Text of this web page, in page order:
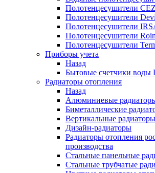
Полотенцесушители
Полотенцесушители Devi
Полотенцесушители
Полотенцесушители
Полотенцесушители
Приборы учета
Назад
Бытовые счетчики воды
Радиаторы отопления
Назад
Алюминиевые
Биметаллические
Вертикальные
Дизайн-радиаторы
Радиаторы отопления
производства
Стальные панельные
Стальные трубчатые